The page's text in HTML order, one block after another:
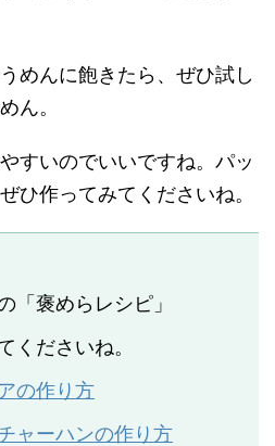
めんに飽きたら、ぜひ試し
ん。
すいのでいいですね。パッ
ひ作ってみてくださいね。
「褒めらレシピ」
くださいね。
の作り方
ャーハンの作り方